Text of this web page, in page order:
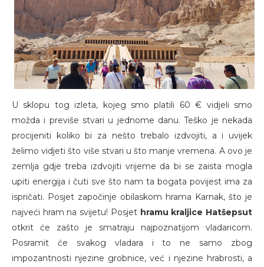
U sklopu tog izleta, kojeg smo platili 60 € vidjeli smo
možda i previše stvari u jednome danu. Teško je nekada
procijeniti koliko bi za nešto trebalo izdvojiti, a i uvijek
želimo vidjeti što više stvari u što manje vremena. A ovo je
zemlja gdje treba izdvojiti vrijeme da bi se zaista mogla
upiti energija i čuti sve što nam ta bogata povijest ima za
ispričati. Posjet započinje obilaskom hrama Karnak, što je
najveći hram na svijetu! Posjet hramu kraljice Hatšepsut
otkrit će zašto je smatraju najpoznatijom vladaricom.
Posramit će svakog vladara i to ne samo zbog
impozantnosti njezine grobnice, već i njezine hrabrosti, a